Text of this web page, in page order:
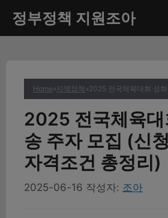
츠
정부정책 지원조아
Home»지역정책 »
2025 전국체육대
송 주자 모집 (신
자격조건 총정리)
2025-06-16 작성자: 조아